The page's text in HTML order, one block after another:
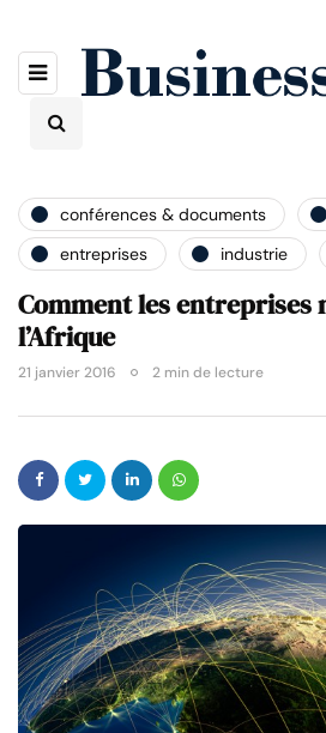
conférences & documents
entreprises
industrie
Comment les entreprises
l’Afrique
21 janvier 2016 2 min de lecture